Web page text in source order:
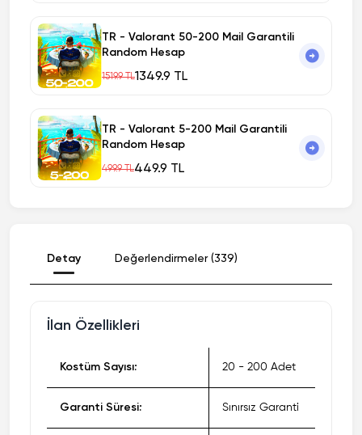
TR - Valorant 50-200 Mail Garantili
Random Hesap
1519.9 TL1349.9 TL
TR - Valorant 5-200 Mail Garantili
Random Hesap
499.9 TL449.9 TL
Detay Değerlendirmeler (339)
İlan Özellikleri
Kostüm Sayısı: 20 - 200 Adet
Garanti Süresi: Sınırsız Garanti